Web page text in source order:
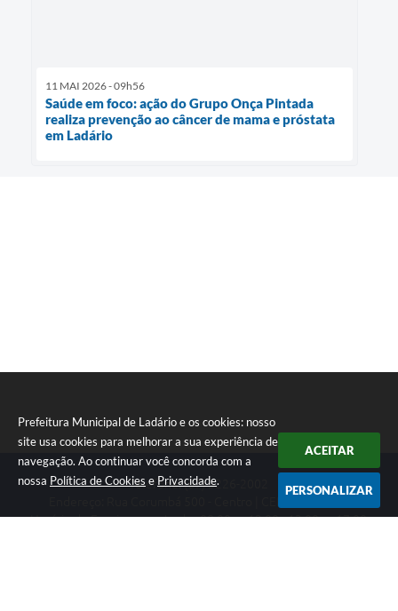
Prefeitura Municipal de Ladário e os cookies: nosso
site usa cookies para melhorar a sua experiência de
navegação. Ao continuar você concorda com a
nossa Política de Cookies e Privacidade.
ACEITAR
PERSONALIZAR
11 MAI 2026 - 09h56
Saúde em foco: ação do Grupo Onça Pintada
realiza prevenção ao câncer de mama e próstata
em Ladário
Telefone: (67) 3226-2002
Horário de Funcionamento das 08:00 as 12:00 - 13:00 as 17:00